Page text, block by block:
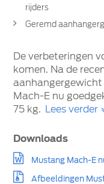
rijders
Geremd
De verbeteringen
komen. Na de
Mach-E nu
75 kg. Lees verder
Downloads
Mustang Mach-E
Afbeeldingen